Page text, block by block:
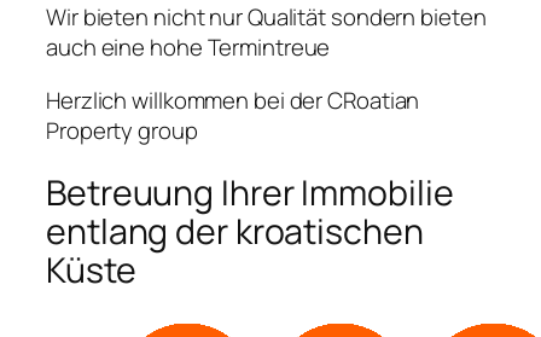
Wir bieten nicht nur Qualität sondern bieten
auch eine hohe Termintreue
Herzlich willkommen bei der CRoatian
Property group
Betreuung Ihrer Immobilie
entlang der kroatischen
Küste